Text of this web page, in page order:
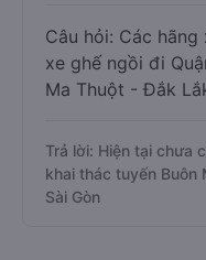
Câu hỏi: Các
xe ghế ngồi đi
Ma Thuột - Đắk
Trả lời: Hiện tại chưa
khai thác tuyến Buôn
Sài Gòn